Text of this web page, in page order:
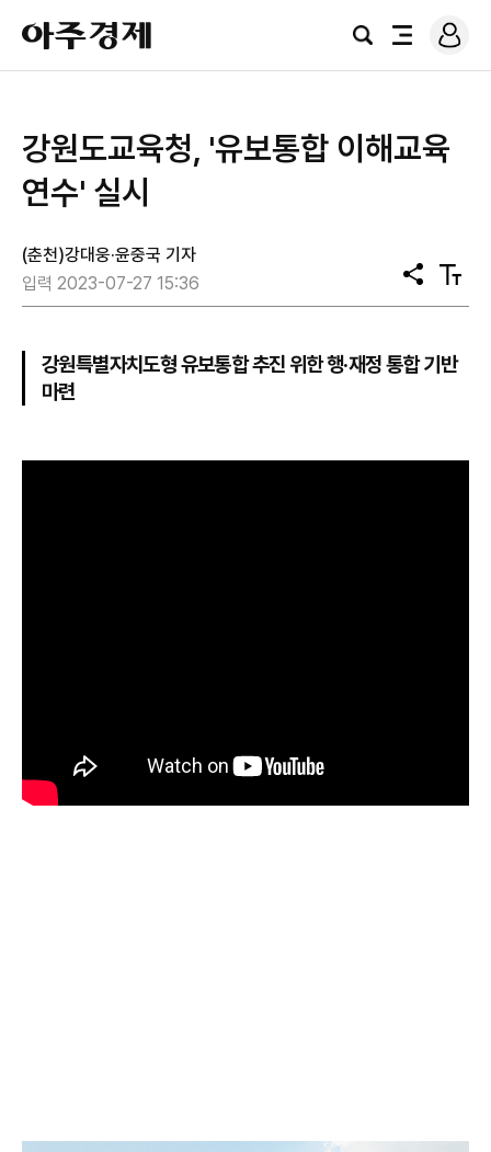
아
주
경
검
전
로
그
강원도교육청, '유보통합 이해교육
연수' 실시
(춘천)강대웅·윤중국 기자
입력 2023-07-27 15:36
공
유
텍
스
기
강원특별자치도형 유보통합 추진 위한 행·재정 통합 기반
마련